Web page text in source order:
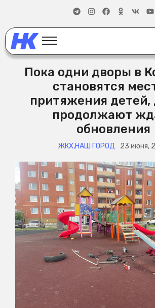
Пока одни дворы в
становятся
притяжения детей,
продолжают
обновления
ЖКХ,НАШ ГОРОД 23 июня,